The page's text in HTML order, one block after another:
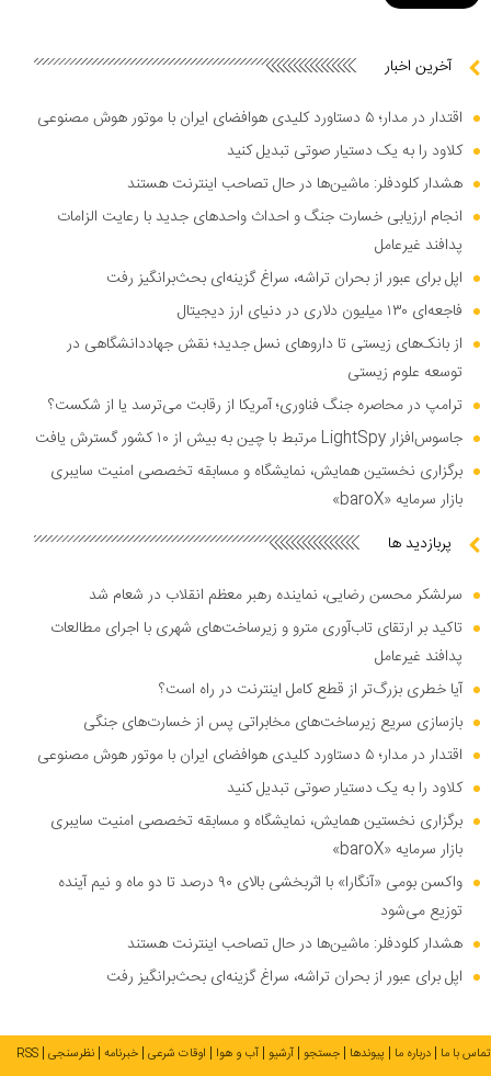
آخرین اخبار
اقتدار در مدار؛ ۵ دستاورد کلیدی هوافضای ایران با موتور هوش مصنوعی
کلاود را به یک دستیار صوتی تبدیل کنید
هشدار کلودفلر: ماشین‌ها در حال تصاحب اینترنت هستند
انجام ارزیابی خسارت جنگ و احداث واحد‌های جدید با رعایت الزامات
پدافند غیرعامل
اپل برای عبور از بحران تراشه، سراغ گزینه‌ای بحث‌برانگیز رفت
فاجعه‌ای ۱۳۰ میلیون دلاری در دنیای ارز دیجیتال
از بانک‌های زیستی تا دارو‌های نسل جدید؛ نقش جهاددانشگاهی در
توسعه علوم زیستی
ترامپ در محاصره جنگ فناوری؛ آمریکا از رقابت می‌ترسد یا از شکست؟
جاسوس‌افزار LightSpy مرتبط با چین به بیش از ۱۰ کشور گسترش یافت
برگزاری نخستین همایش، نمایشگاه و مسابقه تخصصی امنیت سایبری
بازار سرمایه «baroX»
پربازدید ها
سرلشکر محسن رضایی، نماینده رهبر معظم انقلاب در شعام شد
تاکید بر ارتقای تاب‌آوری مترو و زیرساخت‌های شهری با اجرای مطالعات
پدافند غیرعامل
آیا خطری بزرگ‌تر از قطع کامل اینترنت در راه است؟
بازسازی سریع زیرساخت‌های مخابراتی پس از خسارت‌های جنگی
اقتدار در مدار؛ ۵ دستاورد کلیدی هوافضای ایران با موتور هوش مصنوعی
کلاود را به یک دستیار صوتی تبدیل کنید
برگزاری نخستین همایش، نمایشگاه و مسابقه تخصصی امنیت سایبری
بازار سرمایه «baroX»
واکسن بومی «آنگارا» با اثربخشی بالای ۹۰ درصد تا دو ماه و نیم آینده
توزیع می‌شود
هشدار کلودفلر: ماشین‌ها در حال تصاحب اینترنت هستند
اپل برای عبور از بحران تراشه، سراغ گزینه‌ای بحث‌برانگیز رفت
تماس با ما درباره ما پیوندها جستجو آرشیو آب و هوا اوقات شرعی خبرنامه نظرسنجی RSS